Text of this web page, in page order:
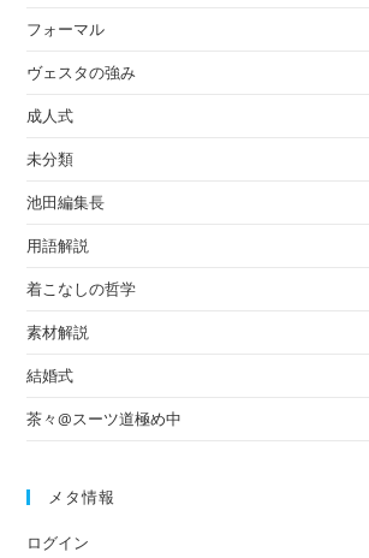
フォーマル
ヴェスタの強み
成人式
未分類
池田編集長
用語解説
着こなしの哲学
素材解説
結婚式
茶々@スーツ道極め中
メタ情報
ログイン